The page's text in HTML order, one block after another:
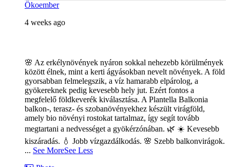
Ökoember
4 weeks ago
🌸 Az erkélynövények nyáron sokkal nehezebb körülmények
között élnek, mint a kerti ágyásokban nevelt növények. A föld
gyorsabban felmelegszik, a víz hamarabb elpárolog, a
gyökereknek pedig kevesebb hely jut. Ezért fontos a
megfelelő földkeverék kiválasztása. A Plantella Balkonia
balkon-, terasz- és szobanövényekhez készült virágföld,
amely bio növényi rostokat tartalmaz, így segít tovább
megtartani a nedvességet a gyökérzónában. 🌿 ☀️ Kevesebb
kiszáradás. 💧 Jobb vízgazdálkodás. 🌸 Szebb balkonvirágok.
... See MoreSee Less